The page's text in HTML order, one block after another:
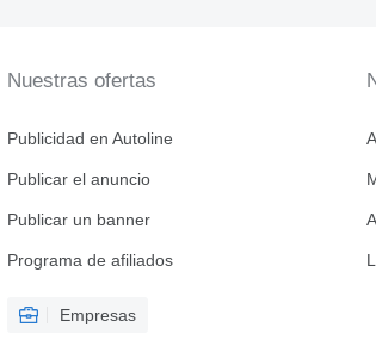
Nuestras ofertas
Publicidad en Autoline
Publicar el anuncio
Publicar un banner
Programa de afiliados
Empresas